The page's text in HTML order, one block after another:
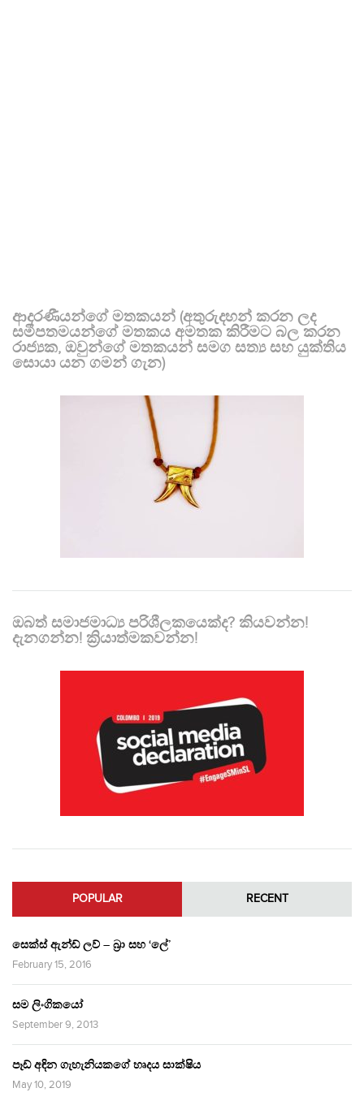
ආදරණීයන්ගේ මතකයන් (අතුරුදහන් කරන ලද
සමීපතමයන්ගේ මතකය අමතක කිරීමට බල කරන
රාජ්‍යක, ඔවුන්ගේ මතකයන් සමග සත්‍ය සහ යුක්තිය
සොයා යන ගමන් ගැන)
ඔබත් සමාජමාධ්‍ය පරිශීලකයෙක්ද? කියවන්න!
දැනගන්න! ක්‍රියාත්මකවන්න!
POPULAR RECENT
සෙක්ස් ඇන්ඩ් ලව් – බ්‍රා සහ ‘ලේ’
February 15, 2016
සම ලිංගිකයෝ
September 9, 2013
පෑඩ් අඳින ගැහැනියකගේ හෘදය සාක්ෂිය
May 10, 2019